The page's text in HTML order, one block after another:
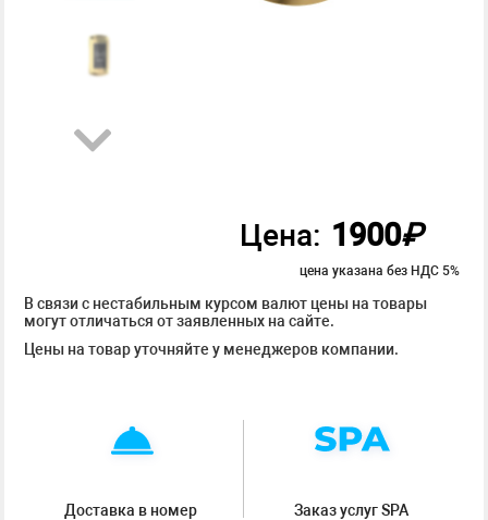
Цена: 1900₽
цена указана без НДС 5%
В связи с нестабильным курсом валют цены на товары
могут отличаться от заявленных на сайте.
Цены на товар уточняйте у менеджеров компании.
Доставка в номер Заказ услуг SPA